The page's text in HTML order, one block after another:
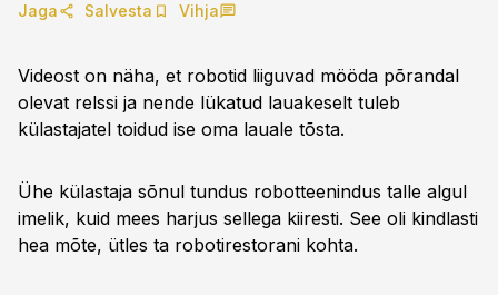
Jaga Salvesta Vihja
Videost on näha, et robotid liiguvad mööda põrandal
olevat relssi ja nende lükatud lauakeselt tuleb
külastajatel toidud ise oma lauale tõsta.
Ühe külastaja sõnul tundus robotteenindus talle algul
imelik, kuid mees harjus sellega kiiresti. See oli kindlasti
hea mõte, ütles ta robotirestorani kohta.